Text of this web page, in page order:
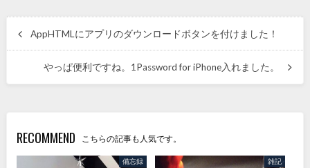
AppHTMLにアプリのダウンロードボタンを付けました！
やっぱ便利ですね。1Password for iPhone入れました。
RECOMMEND こちらの記事も人気です。
備忘録 雑記